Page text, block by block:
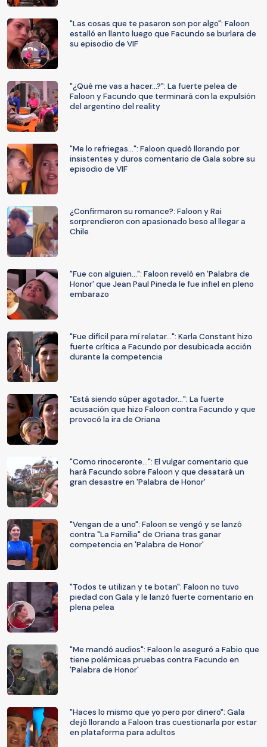
"Las cosas que te pasaron son por algo": Faloon
estalló en llanto luego que Facundo se burlara de
su episodio de VIF
"¿Qué me vas a hacer...?": La fuerte pelea de
Faloon y Facundo que terminará con la expulsión
del argentino del reality
"Me lo refriegas...": Faloon quedó llorando por
insistentes y duros comentario de Gala sobre su
episodio de VIF
¿Confirmaron su romance?: Faloon y Rai
sorprendieron con apasionado beso al llegar a
Chile
"Fue con alguien...": Faloon reveló en 'Palabra de
Honor' que Jean Paul Pineda le fue infiel en pleno
embarazo
"Fue difícil para mí relatar...": Karla Constant hizo
fuerte crítica a Facundo por desubicada acción
durante la competencia
"Está siendo súper agotador...": La fuerte
acusación que hizo Faloon contra Facundo y que
provocó la ira de Oriana
"Como rinoceronte...": El vulgar comentario que
hará Facundo sobre Faloon y que desatará un
gran desastre en 'Palabra de Honor'
"Vengan de a uno": Faloon se vengó y se lanzó
contra "La Familia" de Oriana tras ganar
competencia en 'Palabra de Honor'
"Todos te utilizan y te botan": Faloon no tuvo
piedad con Gala y le lanzó fuerte comentario en
plena pelea
"Me mandó audios": Faloon le aseguró a Fabio que
tiene polémicas pruebas contra Facundo en
'Palabra de Honor'
"Haces lo mismo que yo pero por dinero": Gala
dejó llorando a Faloon tras cuestionarla por estar
en plataforma para adultos